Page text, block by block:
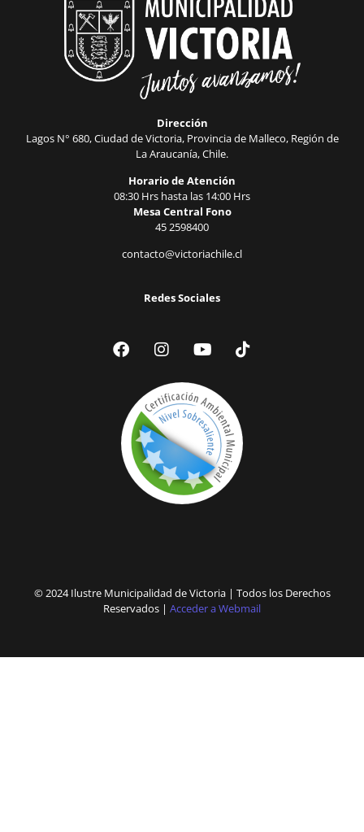
Dirección
Lagos N° 680, Ciudad de Victoria, Provincia de Malleco, Región de
La Araucanía, Chile.
Horario de Atención
08:30 Hrs hasta las 14:00 Hrs
Mesa Central Fono
45 2598400
contacto@victoriachile.cl
Redes Sociales
© 2024 Ilustre Municipalidad de Victoria | Todos los Derechos
Reservados | Acceder a Webmail